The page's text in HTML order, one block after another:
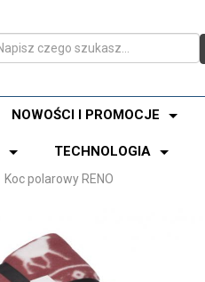
NOWOŚCI I PROMOCJE
TECHNOLOGIA
Koc polarowy RENO